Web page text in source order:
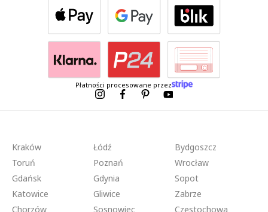
Płatności procesowane przez
Kraków Łódź
Bydgoszcz
Toruń
Poznań
Wrocław
Gdańsk
Gdynia
Sopot
Katowice
Gliwice
Zabrze
Chorzów
Sosnowiec Częstochowa